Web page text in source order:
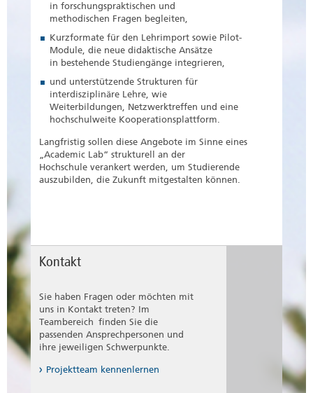
in forschungspraktischen und
methodischen Fragen begleiten,
Kurzformate für den Lehrimport sowie Pilot-
Module, die neue didaktische Ansätze
in bestehende Studiengänge integrieren,
und unterstützende Strukturen für
interdisziplinäre Lehre, wie
Weiterbildungen, Netzwerktreffen und eine
hochschulweite Kooperationsplattform.
Langfristig sollen diese Angebote im Sinne eines
„Academic Lab“ strukturell an der
Hochschule verankert werden, um Studierende
auszubilden, die Zukunft mitgestalten können.
Kontakt
Sie haben Fragen oder möchten mit
uns in Kontakt treten? Im
Teambereich finden Sie die
passenden Ansprechpersonen und
ihre jeweiligen Schwerpunkte.
Projektteam kennenlernen